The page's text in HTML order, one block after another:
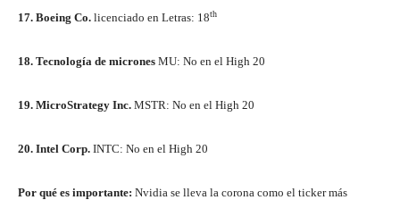
17. Boeing Co. licenciado en Letras: 18th
18. Tecnología de micrones MU: No en el High 20
19. MicroStrategy Inc. MSTR: No en el High 20
20. Intel Corp. INTC: No en el High 20
Por qué es importante: Nvidia se lleva la corona como el ticker más